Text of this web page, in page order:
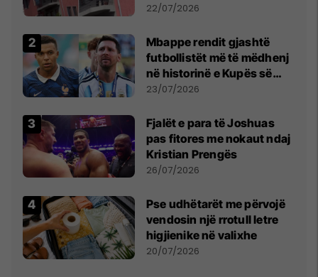
22/07/2026
Mbappe rendit gjashtë
futbollistët më të mëdhenj
në historinë e Kupës së
Botës, Messi mbetet i dyti
23/07/2026
Fjalët e para të Joshuas
pas fitores me nokaut ndaj
Kristian Prengës
26/07/2026
Pse udhëtarët me përvojë
vendosin një rrotull letre
higjienike në valixhe
20/07/2026